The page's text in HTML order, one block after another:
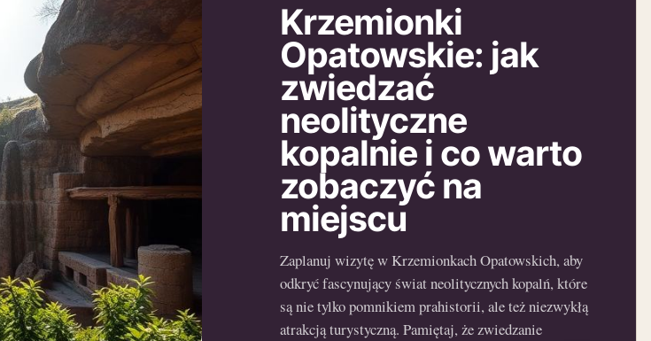
Krzemionki
Opatowskie: jak
zwiedzać
neolityczne
kopalnie i co warto
zobaczyć na
miejscu
Zaplanuj wizytę w Krzemionkach Opatowskich, aby
odkryć fascynujący świat neolitycznych kopalń, które
są nie tylko pomnikiem prahistorii, ale też niezwykłą
atrakcją turystyczną. Pamiętaj, że zwiedzanie